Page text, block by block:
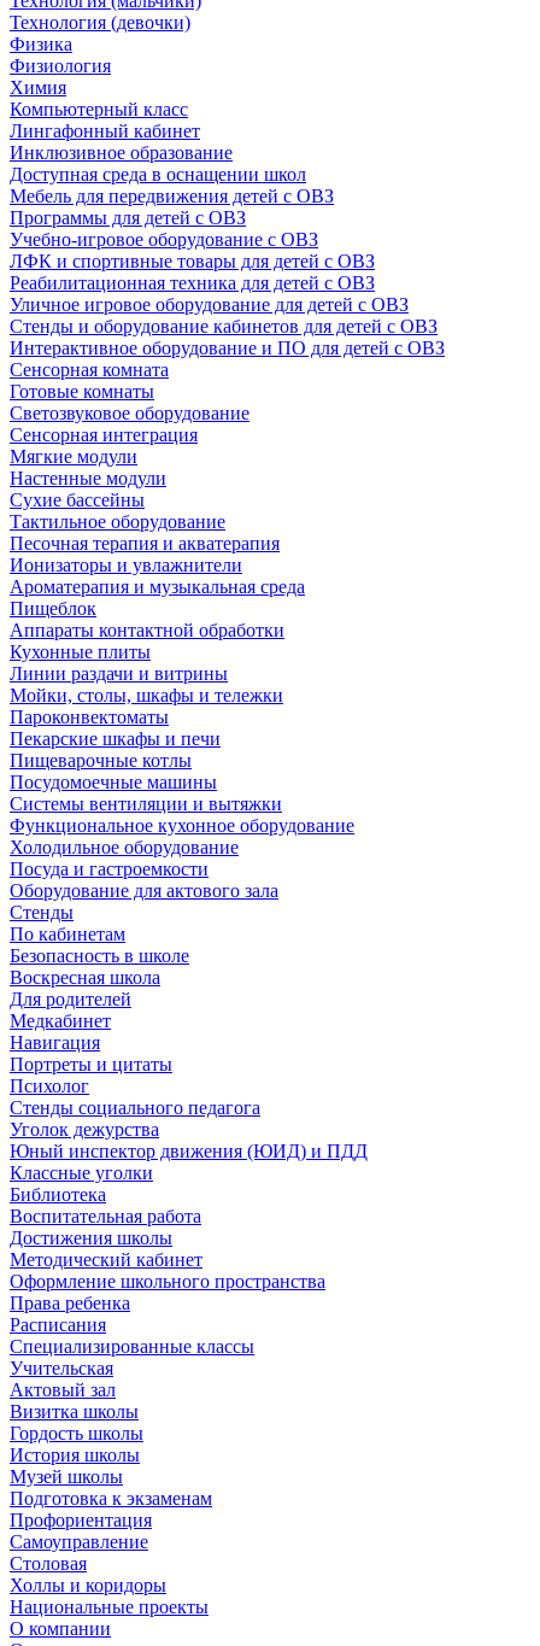
Технология (девочки)
Физика
Физиология
Химия
Компьютерный класс
Лингафонный кабинет
Инклюзивное образование
Доступная среда в оснащении школ
Мебель для передвижения детей с ОВЗ
Программы для детей с ОВЗ
Учебно-игровое оборудование с ОВЗ
ЛФК и спортивные товары для детей с ОВЗ
Реабилитационная техника для детей с ОВЗ
Уличное игровое оборудование для детей с ОВЗ
Стенды и оборудование кабинетов для детей с ОВЗ
Интерактивное оборудование и ПО для детей с ОВЗ
Сенсорная комната
Готовые комнаты
Светозвуковое оборудование
Сенсорная интеграция
Мягкие модули
Настенные модули
Сухие бассейны
Тактильное оборудование
Песочная терапия и акватерапия
Ионизаторы и увлажнители
Ароматерапия и музыкальная среда
Пищеблок
Аппараты контактной обработки
Кухонные плиты
Линии раздачи и витрины
Мойки, столы, шкафы и тележки
Пароконвектоматы
Пекарские шкафы и печи
Пищеварочные котлы
Посудомоечные машины
Системы вентиляции и вытяжки
Функциональное кухонное оборудование
Холодильное оборудование
Посуда и гастроемкости
Оборудование для актового зала
Стенды
По кабинетам
Безопасность в школе
Воскресная школа
Для родителей
Медкабинет
Навигация
Портреты и цитаты
Психолог
Стенды социального педагога
Уголок дежурства
Юный инспектор движения (ЮИД) и ПДД
Классные уголки
Библиотека
Воспитательная работа
Достижения школы
Методический кабинет
Оформление школьного пространства
Права ребенка
Расписания
Специализированные классы
Учительская
Актовый зал
Визитка школы
Гордость школы
История школы
Музей школы
Подготовка к экзаменам
Профориентация
Самоуправление
Столовая
Холлы и коридоры
Национальные проекты
О компании